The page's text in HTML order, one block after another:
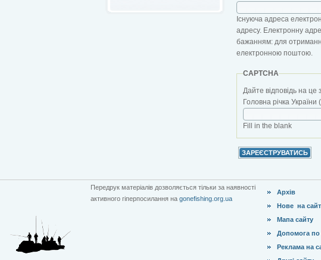
Існуюча адреса
адресу. Електронну
бажанням: для
електронною поштою.
CAPTCHA
Дайте відповідь на
Головна річка України
Fill in the blank
Передрук матеріалів дозволяється тільки за наявності
активного гіперпосилання на gonefishing.org.ua
Архів
Нове на
Мапа сайту
Допомога по
Реклама на